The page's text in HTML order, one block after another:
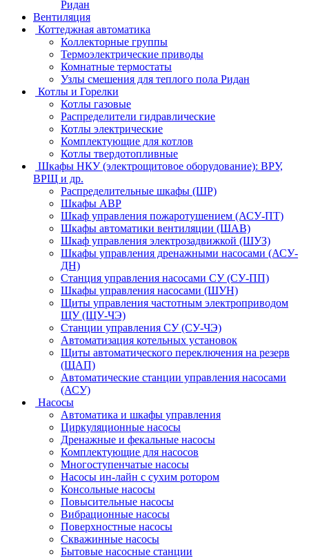
Ридан
Вентиляция
Коттеджная автоматика
Коллекторные группы
Термоэлектрические приводы
Комнатные термостаты
Узлы смешения для теплого пола Ридан
Котлы и Горелки
Котлы газовые
Распределители гидравлические
Котлы электрические
Комплектующие для котлов
Котлы твердотопливные
Шкафы НКУ (электрощитовое оборудование): ВРУ,
ВРЩ и др.
Распределительные шкафы (ШР)
Шкафы АВР
Шкаф управления пожаротушением (АСУ-ПТ)
Шкафы автоматики вентиляции (ШАВ)
Шкаф управления электрозадвижкой (ШУЗ)
Шкафы управления дренажными насосами (АСУ-
ДН)
Станция управления насосами СУ (СУ-ПП)
Шкафы управления насосами (ШУН)
Щиты управления частотным электроприводом
ЩУ (ЩУ-ЧЭ)
Станции управления СУ (СУ-ЧЭ)
Автоматизация котельных установок
Щиты автоматического переключения на резерв
(ЩАП)
Автоматические станции управления насосами
(АСУ)
Насосы
Автоматика и шкафы управления
Циркуляционные насосы
Дренажные и фекальные насосы
Комплектующие для насосов
Многоступенчатые насосы
Насосы ин-лайн с сухим ротором
Консольные насосы
Повысительные насосы
Вибрационные насосы
Поверхностные насосы
Скважинные насосы
Бытовые насосные станции